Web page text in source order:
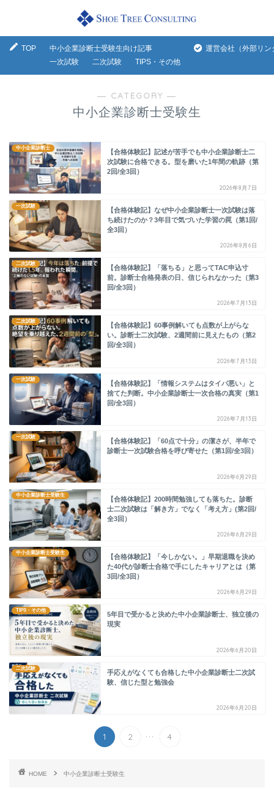
TOP
中小企業診断士受験生向け記事
一次試験
二次試験 TIPS・その他
運営会社（外部リン
― CATEGORY ―
中小企業診断士受験生
中小企業診断士
【合格体験記】記述が苦手でも中小企業診断士二
次試験に合格できる。型を磨いた1年間の軌跡（第
2回/全3回）
2026年8月7日
一次試験
【合格体験記】なぜ中小企業診断士一次試験は落
ち続けたのか？3年目で気づいた学習の罠（第1回/
全3回）
2026年8月6日
二次試験
【合格体験記】「落ちる」と思ってTAC申込寸
前。診断士合格発表の日、信じられなかった（第3
回/全3回）
2026年7月13日
二次試験
【合格体験記】60事例解いても点数が上がらな
い。診断士二次試験、2週間前に見えたもの（第2
回/全3回）
2026年7月13日
一次試験
【合格体験記】「情報システムはタイパ悪い」と
捨てた判断。中小企業診断士一次合格の真実（第1
回/全3回）
2026年7月13日
一次試験
【合格体験記】「60点で十分」の潔さが、半年で
診断士一次試験合格を呼び寄せた（第1回/全3回）
2026年6月29日
中小企業診断士受験生
【合格体験記】200時間勉強しても落ちた。診断
士二次試験は「解き方」でなく「考え方」(第2回/
全3回）
2026年6月29日
中小企業診断士受験生
【合格体験記】「今しかない。」早期退職を決め
た40代が診断士合格で手にしたキャリアとは（第
3回/全3回）
2026年6月29日
TIPS・その他
5年目で受かると決めた中小企業診断士、独立後の
現実
2026年6月20日
二次試験
手応えがなくても合格した中小企業診断士二次試
験、信じた型と勉強会
2026年6月20日
1 2 ... 4
HOME 中小企業診断士受験生